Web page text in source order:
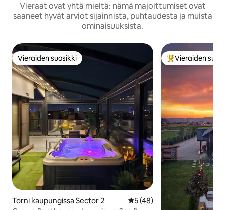
Vieraat ovat yhtä mieltä: nämä majoittumiset ovat
saaneet hyvät arviot sijainnista, puhtaudesta ja muista
ominaisuuksista.
Vieraiden suosikki
Vieraiden suosikki
Torni kaupungissa Sector 2 Keskimääräinen arvio 5/5,
5 (48)
Vieraiden
Vieraiden